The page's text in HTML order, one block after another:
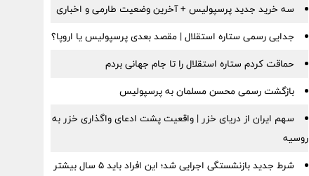
سه خرید جدید پرسپولیس + آخرین وضعیت طارمی و اخباری
جدایی رسمی ستاره استقلال | مقصد بعدی پرسپولیس یا اروپا؟
حماقت کردم ستاره استقلال را تا جام جهانی بردم
بازگشت رسمی محسن مسلمان به پرسپولیس
سهم ایران از دریای خزر | واقعیت پشت ادعای واگذاری خزر به
روسیه
شرط جدید بازنشستگی اجرایی شد؛ این افراد باید ۵ سال بیشتر